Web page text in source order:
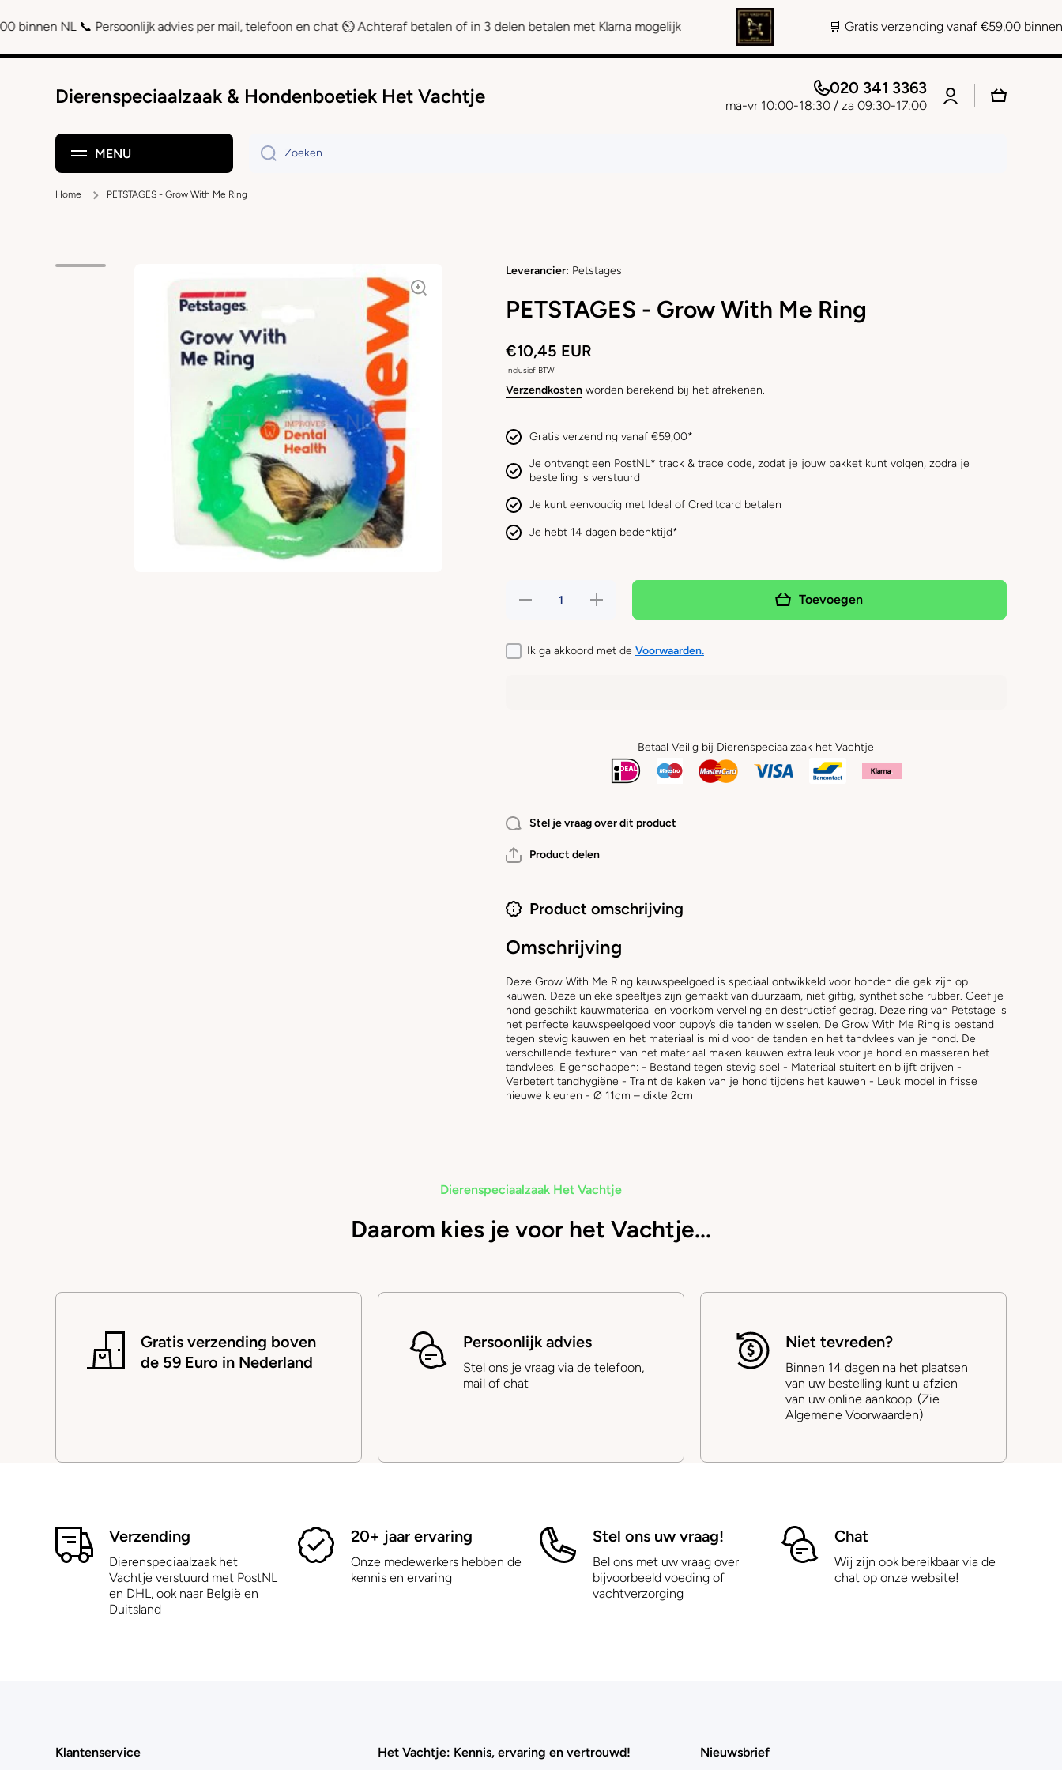
Doorgaan naar artikel
📞 Persoonlijk advies per mail, telefoon en chat ⏲ Achteraf betalen of in 3 delen betalen met Klarna mogelijk 🛒 Gratis verzending vanaf €59,00 binnen NL 📞
Dierenspeciaalzaak & Hondenboetiek Het Vachtje 020 341 3363
ma-vr 10:00-18:30 / za 09:30-17:00
Log
in
MENU Zoeken
Home PETSTAGES - Grow With Me Ring
Leverancier: Petstages
PETSTAGES - Grow With Me Ring
€10,45 EUR
Inclusief BTW
Verzendkostenworden berekend bij het afrekenen.
Gratis verzending vanaf €59,00*
Je ontvangt een PostNL* track & trace code, zodat je jouw pakket kunt volgen, zodra je
bestelling is verstuurd
Je kunt eenvoudig met Ideal of Creditcard betalen
Je hebt 14 dagen bedenktijd*
Hoeveelheid
Me Ring
Verhoog de
hoeveelheid
- Grow With
Me Ring
Toevoegen
Ik ga akkoord met de Voorwaarden.
Betaal Veilig bij Dierenspeciaalzaak het Vachtje
Stel je vraag over dit product
Product delen
Product omschrijving
Omschrijving
Deze Grow With Me Ring kauwspeelgoed is speciaal ontwikkeld voor honden die gek zijn op
kauwen. Deze unieke speeltjes zijn gemaakt van duurzaam, niet giftig, synthetische rubber. Geef je
hond geschikt kauwmateriaal en voorkom verveling en destructief gedrag. Deze ring van Petstage is
het perfecte kauwspeelgoed voor puppy’s die tanden wisselen. De Grow With Me Ring is bestand
tegen stevig kauwen en het materiaal is mild voor de tanden en het tandvlees van je hond. De
verschillende texturen van het materiaal maken kauwen extra leuk voor je hond en masseren het
tandvlees. Eigenschappen: - Bestand tegen stevig spel - Materiaal stuitert en blijft drijven -
Verbetert tandhygiëne - Traint de kaken van je hond tijdens het kauwen - Leuk model in frisse
nieuwe kleuren - Ø 11cm – dikte 2cm
Dierenspeciaalzaak Het Vachtje
Daarom kies je voor het Vachtje...
Gratis verzending boven
de 59 Euro in Nederland
Persoonlijk advies
Stel ons je vraag via de telefoon,
mail of chat
Niet tevreden?
Binnen 14 dagen na het plaatsen
van uw bestelling kunt u afzien
van uw online aankoop. (Zie
Algemene Voorwaarden)
Verzending
Dierenspeciaalzaak het
Vachtje verstuurd met PostNL
en DHL, ook naar België en
Duitsland
20+ jaar ervaring
Onze medewerkers hebben de
kennis en ervaring
Stel ons uw vraag!
Bel ons met uw vraag over
bijvoorbeeld voeding of
vachtverzorging
Chat
Wij zijn ook bereikbaar via de
chat op onze website!
Klantenservice Het Vachtje: Kennis, ervaring en vertrouwd! Nieuwsbrief